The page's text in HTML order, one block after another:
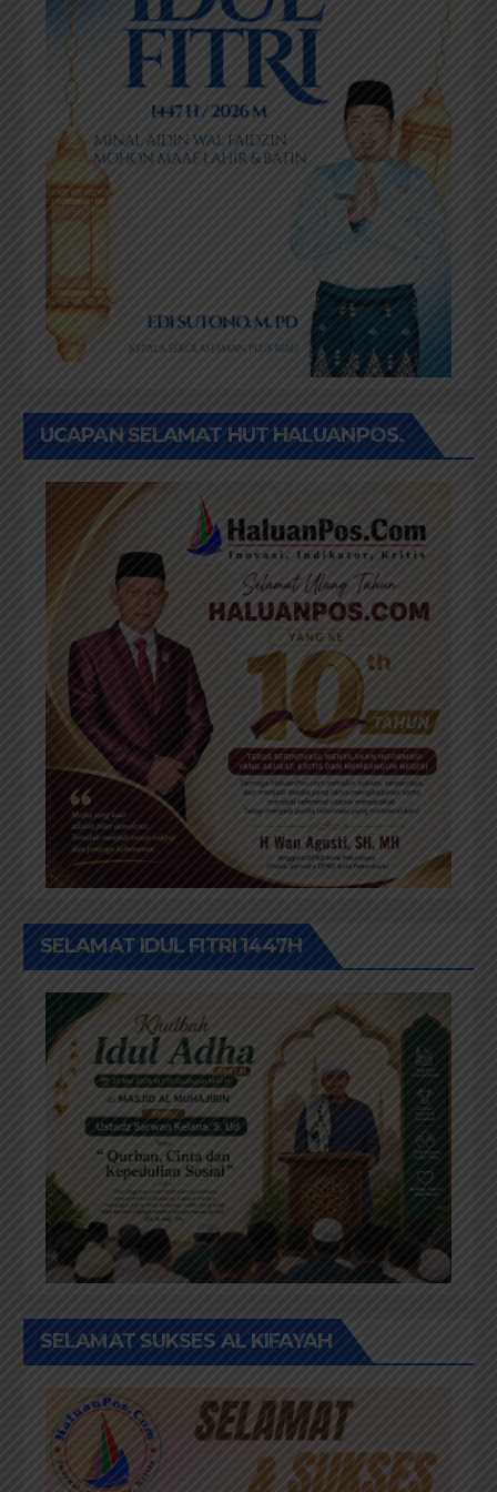
UCAPAN SELAMAT HUT HALUANPOS.
SELAMAT IDUL FITRI 1447H
SELAMAT SUKSES AL KIFAYAH